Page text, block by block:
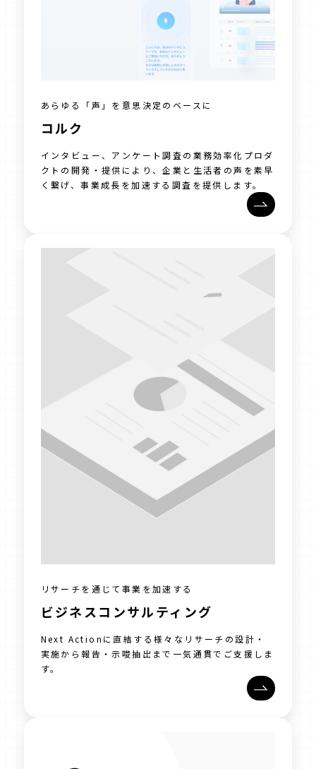
あらゆる「声」を意思決定のベースに
コルク
インタビュー、アンケート調査の業務効率化プロダ
クトの開発・提供により、企業と生活者の声を素早
く繋げ、事業成長を加速する調査を提供します。
リサーチを通じて事業を加速する
ビジネスコンサルティング
Next Actionに直結する様々なリサーチの設計・
実施から報告・示唆抽出まで一気通貫でご支援しま
す。